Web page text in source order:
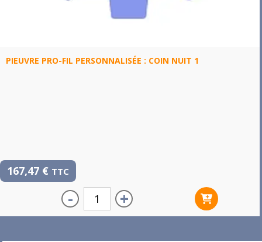
PIEUVRE PRO-FIL PERSONNALISÉE : COIN NUIT 1
167,47 € TTC
- +